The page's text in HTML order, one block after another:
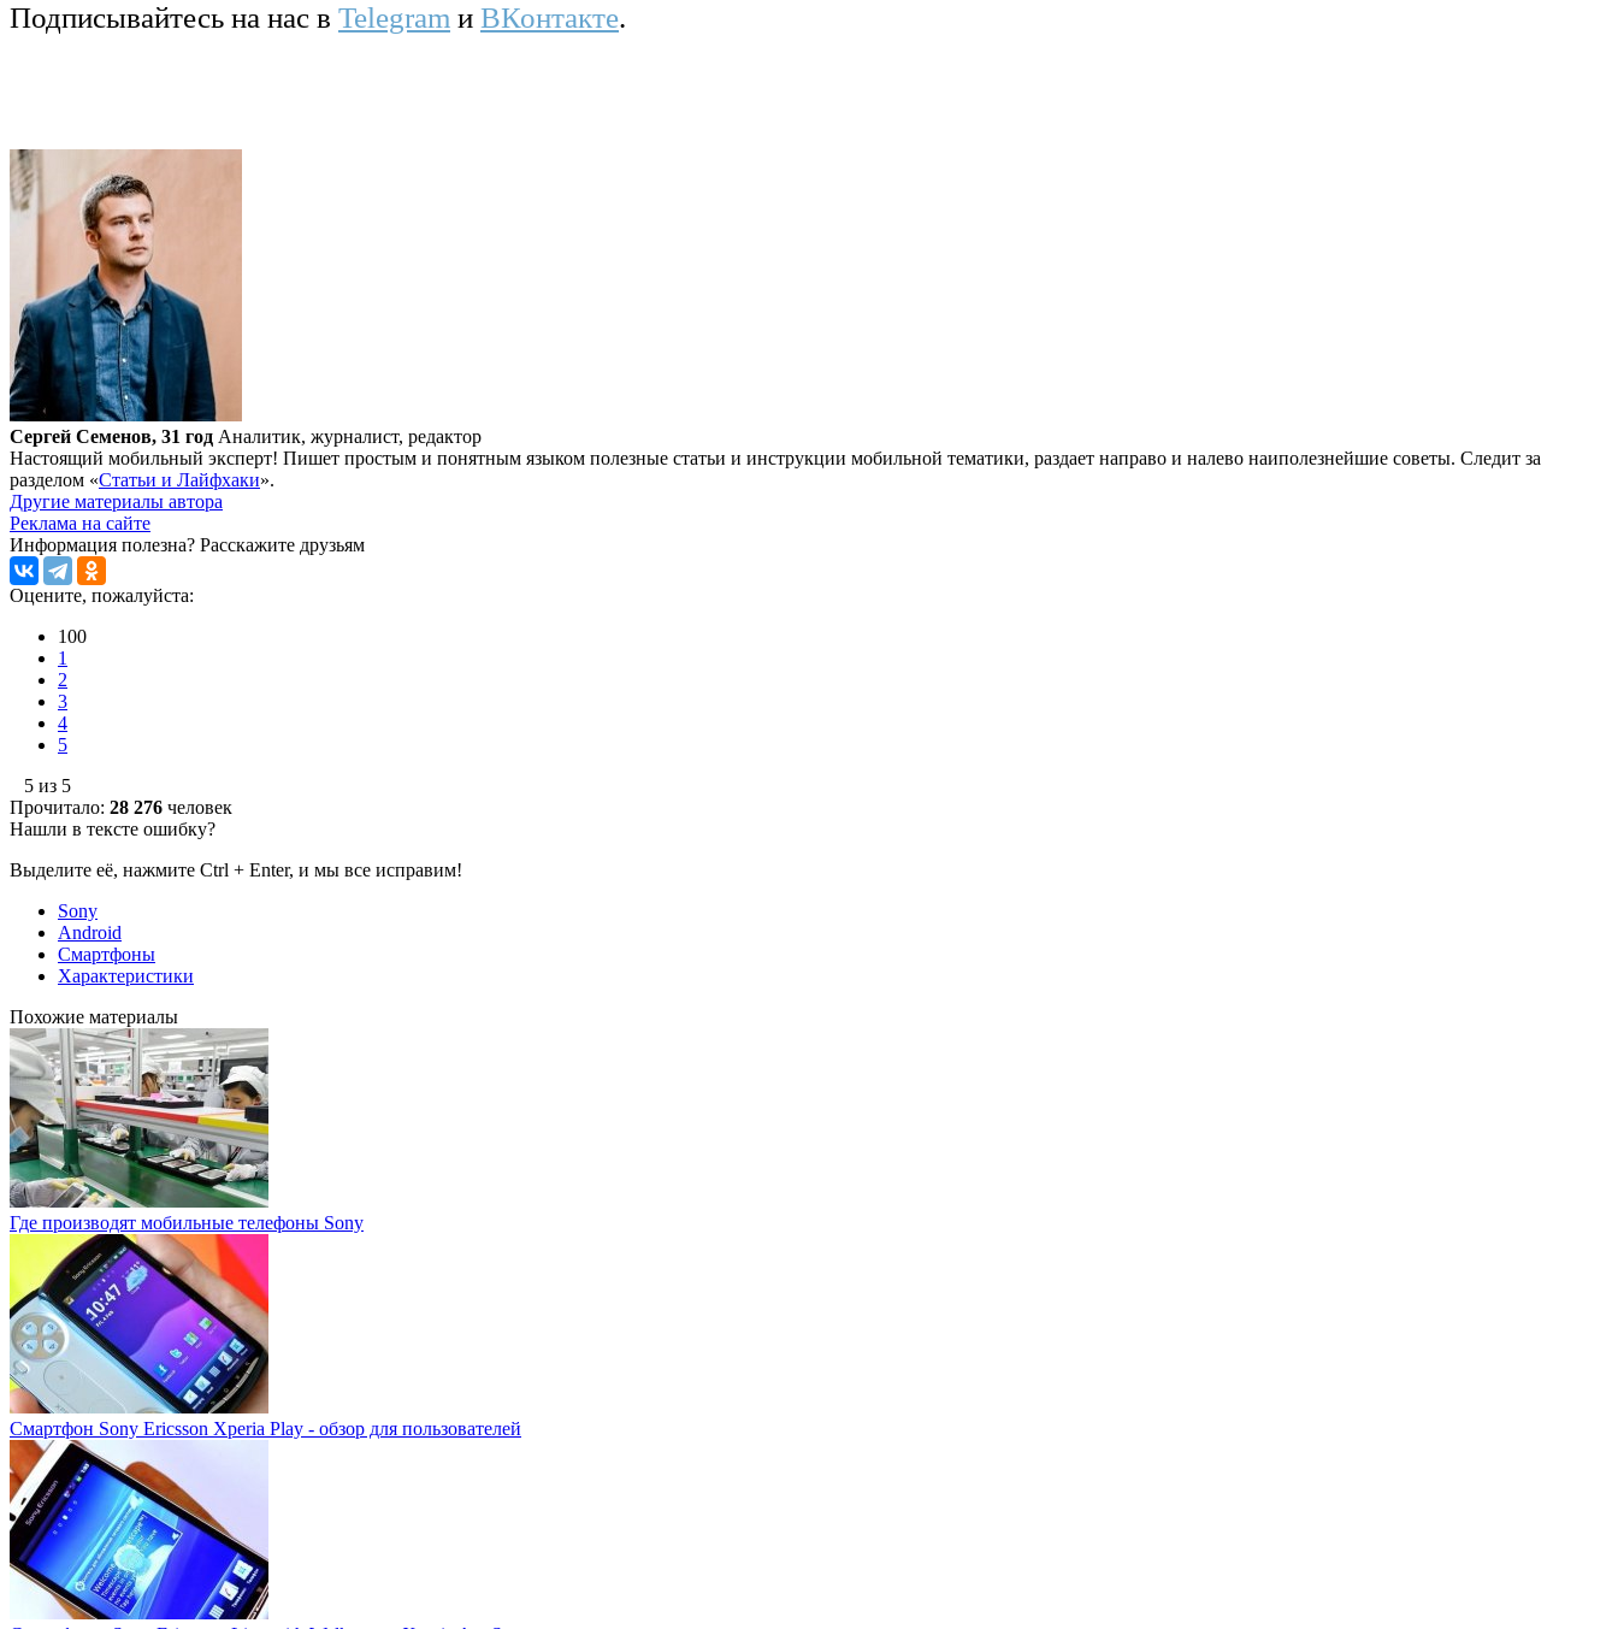
Подписывайтесь на нас в Telegram и ВКонтакте.
Сергей Семенов, 31 год Аналитик, журналист, редактор
Настоящий мобильный эксперт! Пишет простым и понятным языком полезные статьи и инструкции мобильной тематики, раздает направо и налево наиполезнейшие советы. Следит за
разделом «Статьи и Лайфхаки».
Другие материалы автора
Реклама на сайте
Информация полезна? Расскажите друзьям
Оцените, пожалуйста:
100
1
2
3
4
5
5 из 5
Прочитало: 28 276 человек
Нашли в тексте ошибку?
Выделите её, нажмите Ctrl + Enter, и мы все исправим!
Sony
Android
Смартфоны
Характеристики
Похожие материалы
Где производят мобильные телефоны Sony
Смартфон Sony Ericsson Xperia Play - обзор для пользователей